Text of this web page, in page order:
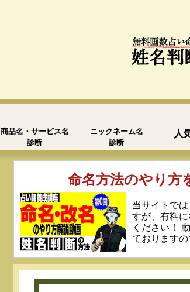
商品名・サービス名
診断
ニックネーム名
診断
人
命名方法のやり方
当サイトで
すが、有料
ください！
ておりますの